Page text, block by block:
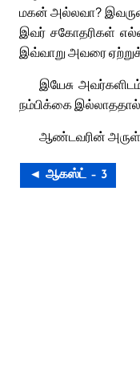
மகன் அல்லவா?
இவர் சகோதரிகள்
இவ்வாறு அவரை
இயேசு
நம்பிக்கை
ஆண்டவரின்
◄ ஆகஸ்ட் – 3